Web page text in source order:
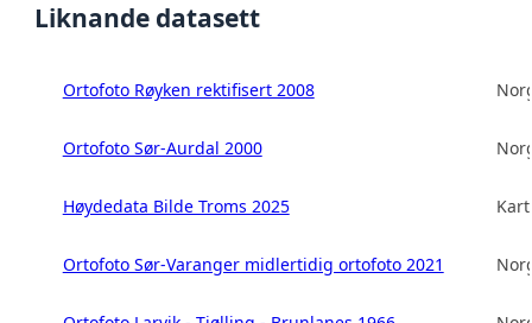
Liknande datasett
Ortofoto Røyken rektifisert 2008
Ortofoto Sør-Aurdal 2000
Høydedata Bilde Troms 2025
Ortofoto Sør-Varanger midlertidig ortofoto 2021